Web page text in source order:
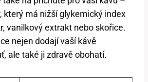
který má nižší glykemický index
vanilkový extrakt nebo skořice.
nejen dodají vaší kávě
ale také ji zdravě obohatí.